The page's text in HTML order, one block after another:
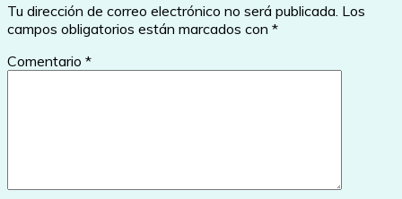
Tu dirección de correo electrónico no será publicada. Los
campos obligatorios están marcados con *
Comentario *